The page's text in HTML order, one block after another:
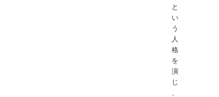
と
い
う
人
格
を
演
じ